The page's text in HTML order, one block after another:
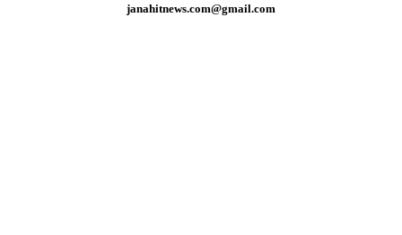
janahitnews.com@gmail.com